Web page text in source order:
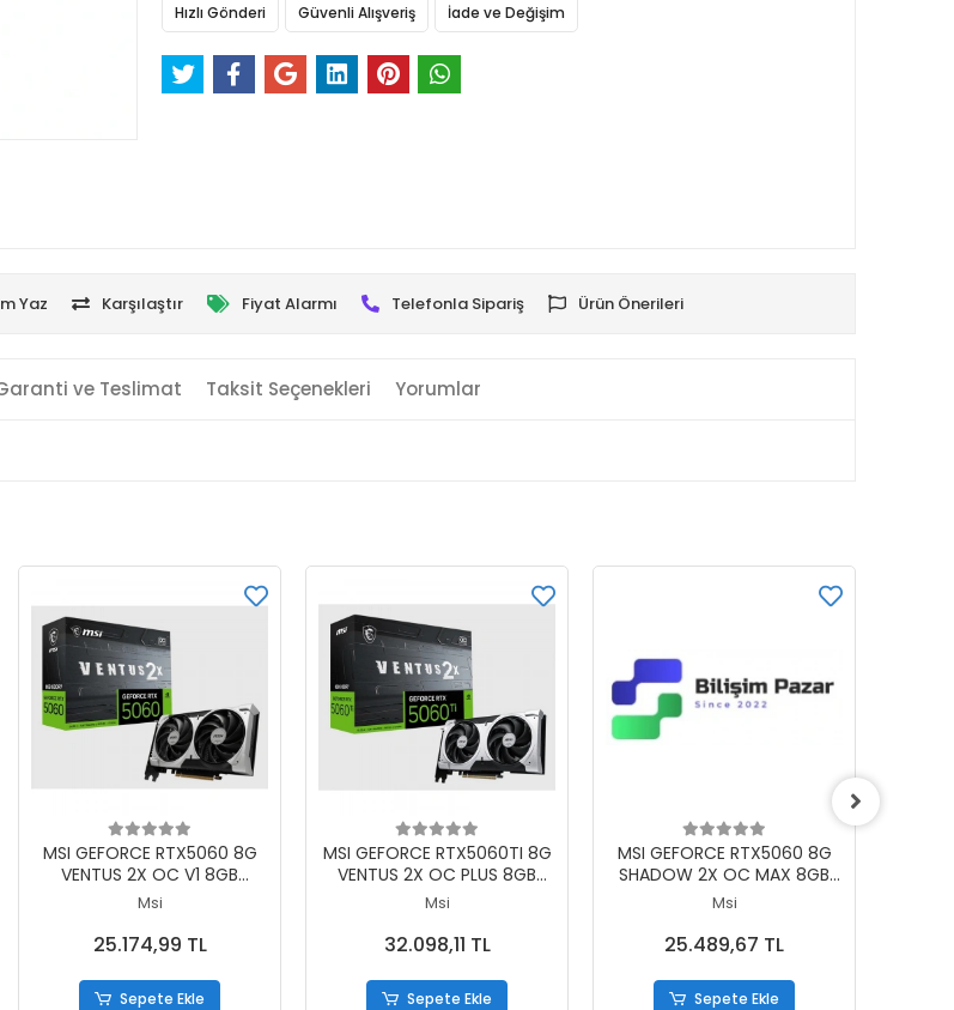
Hızlı Gönderi Güvenli Alışveriş İade ve Değişim
Yaz Karşılaştır Fiyat Alarmı Telefonla Sipariş Ürün Önerileri
ve Teslimat Taksit Seçenekleri Yorumlar
Sepete Ekle
MSI GEFORCE RTX5060 8G
VENTUS 2X OC V1 8GB
GDDR7 128BIT 1XHDMI 3XDP
Msi
25.174,99 TL
Sepete Ekle
Sepete Ekle
MSI GEFORCE RTX5060TI 8G
VENTUS 2X OC PLUS 8GB
GDDR7 128BIT 3XDP 1XHDMI
Msi
32.098,11 TL
Sepete Ekle
Sepete Ekle
MSI GEFORCE RTX5060 8G
SHADOW 2X OC MAX 8GB
GDDR7 128BIT 1XHDMI 3XDP
Msi
25.489,67 TL
Sepete Ekle